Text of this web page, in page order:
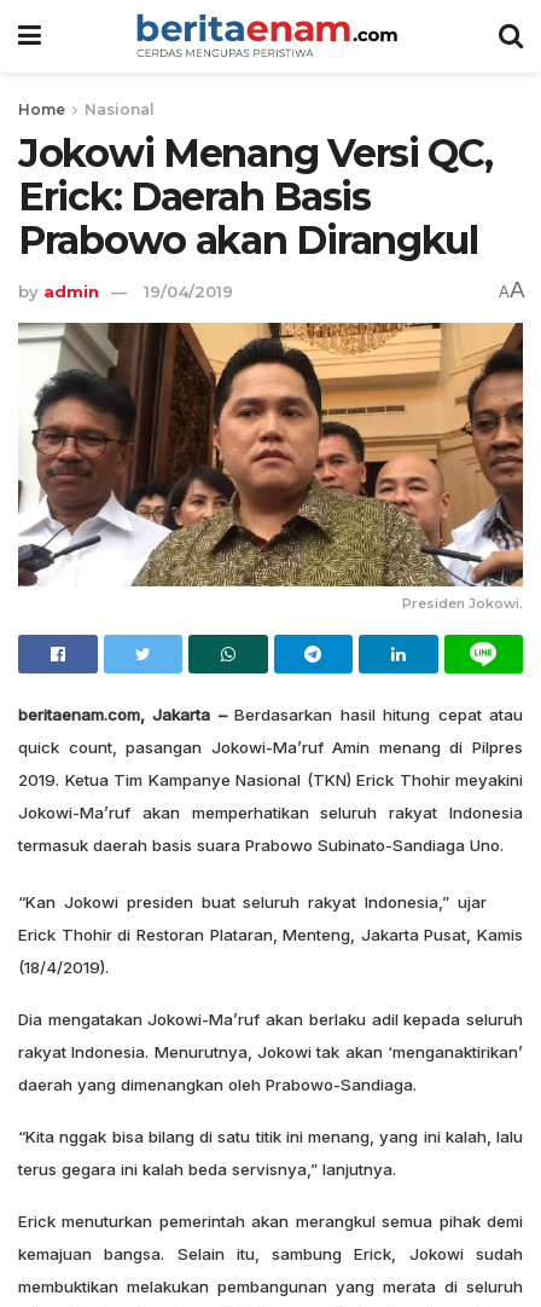
Home Nasional
Jokowi Menang Versi QC,
Erick: Daerah Basis
Prabowo akan Dirangkul
by admin 19/04/2019 AA
Presiden Jokowi.
beritaenam.com, Jakarta –Berdasarkan hasil hitung cepat atau
quick count, pasangan Jokowi-Ma’ruf Amin menang di Pilpres
2019. Ketua Tim Kampanye Nasional (TKN) Erick Thohir meyakini
Jokowi-Ma’ruf akan memperhatikan seluruh rakyat Indonesia
termasuk daerah basis suara Prabowo Subinato-Sandiaga Uno.
“Kan Jokowi presiden buat seluruh rakyat Indonesia,” ujar
Erick Thohir di Restoran Plataran, Menteng, Jakarta Pusat, Kamis
(18/4/2019).
Dia mengatakan Jokowi-Ma’ruf akan berlaku adil kepada seluruh
rakyat Indonesia. Menurutnya, Jokowi tak akan ‘menganaktirikan’
daerah yang dimenangkan oleh Prabowo-Sandiaga.
“Kita nggak bisa bilang di satu titik ini menang, yang ini kalah, lalu
terus gegara ini kalah beda servisnya,” lanjutnya.
Erick menuturkan pemerintah akan merangkul semua pihak demi
kemajuan bangsa. Selain itu, sambung Erick, Jokowi sudah
membuktikan melakukan pembangunan yang merata di seluruh